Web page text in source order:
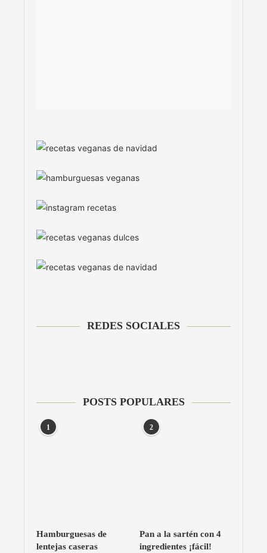
REDES SOCIALES
POSTS POPULARES
1
Hamburguesas de
lentejas caseras
2
Pan a la sartén con 4
ingredientes ¡fácil!